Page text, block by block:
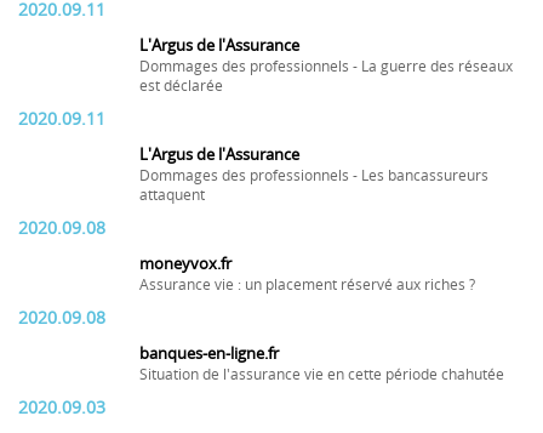
2020.09.11
L'Argus de l'Assurance
Dommages des professionnels - La guerre des réseaux
est déclarée
2020.09.11
L'Argus de l'Assurance
Dommages des professionnels - Les bancassureurs
attaquent
2020.09.08
moneyvox.fr
Assurance vie : un placement réservé aux riches ?
2020.09.08
banques-en-ligne.fr
Situation de l'assurance vie en cette période chahutée
2020.09.03